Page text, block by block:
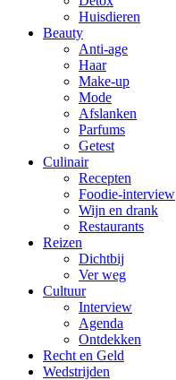
Huisdieren
Beauty
Anti-age
Haar
Make-up
Mode
Afslanken
Parfums
Getest
Culinair
Recepten
Foodie-interview
Wijn en drank
Restaurants
Reizen
Dichtbij
Ver weg
Cultuur
Interview
Agenda
Ontdekken
Recht en Geld
Wedstrijden